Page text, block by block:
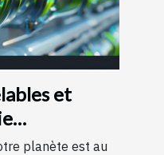
et
planète est au